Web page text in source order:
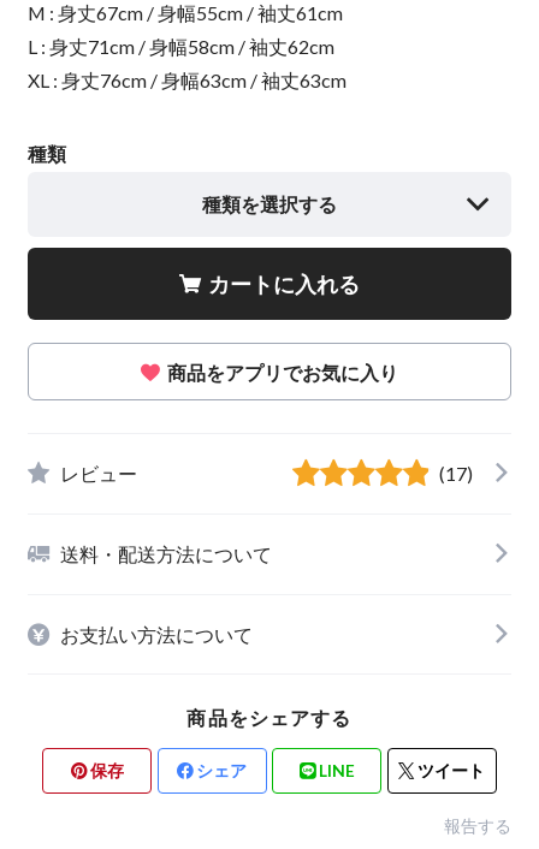
M : 身丈67cm / 身幅55cm / 袖丈61cm
L : 身丈71cm / 身幅58cm / 袖丈62cm
XL : 身丈76cm / 身幅63cm / 袖丈63cm
種類
種類を選択する
カートに入れる
商品をアプリでお気に入り
レビュー (17)
送料・配送方法について
お支払い方法について
商品をシェアする
保存 シェア LINE ツイート
報告する